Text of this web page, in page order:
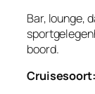
Bar, lounge,
boord.
Cruisesoort: